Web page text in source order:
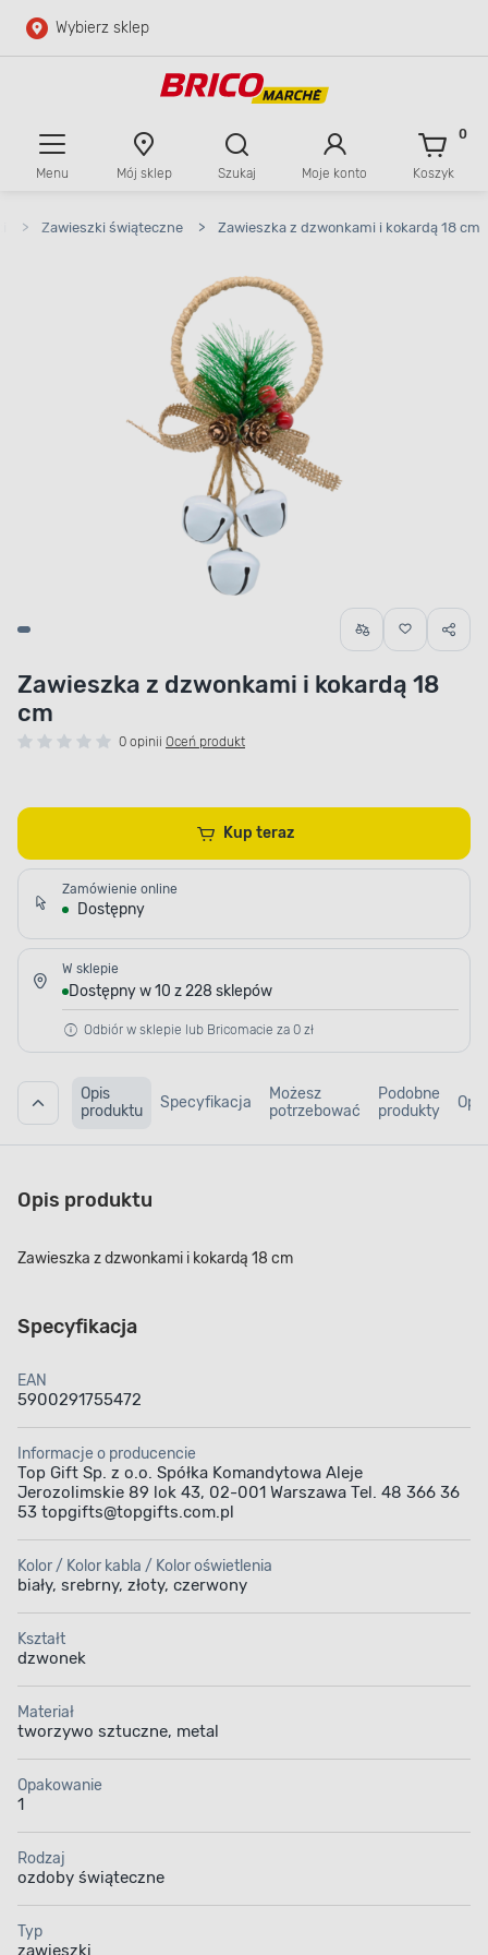
Przejdź do głównej zawartości
Wybierz sklep
Menu Mój sklep Szukaj Moje konto Koszyk
0
> Zawieszki świąteczne > Zawieszka z dzwonkami i kokardą 18 cm
Zawieszka z dzwonkami i kokardą 18
cm
0 opinii Oceń produkt
Kup teraz
Zamówienie online
Dostępny
W sklepie
Dostępny w 10 z 228 sklepów
Odbiór w sklepie lub Bricomacie za 0 zł
Opis
produktu
Specyfikacja
Możesz
potrzebować
Podobne
produkty
Opis produktu
Zawieszka z dzwonkami i kokardą 18 cm
Specyfikacja
EAN
5900291755472
Informacje o producencie
Top Gift Sp. z o.o. Spółka Komandytowa Aleje
Jerozolimskie 89 lok 43, 02-001 Warszawa Tel. 48 366 36
53 topgifts@topgifts.com.pl
Kolor / Kolor kabla / Kolor oświetlenia
biały, srebrny, złoty, czerwony
Kształt
dzwonek
Materiał
tworzywo sztuczne, metal
Opakowanie
1
Rodzaj
ozdoby świąteczne
Typ
zawieszki